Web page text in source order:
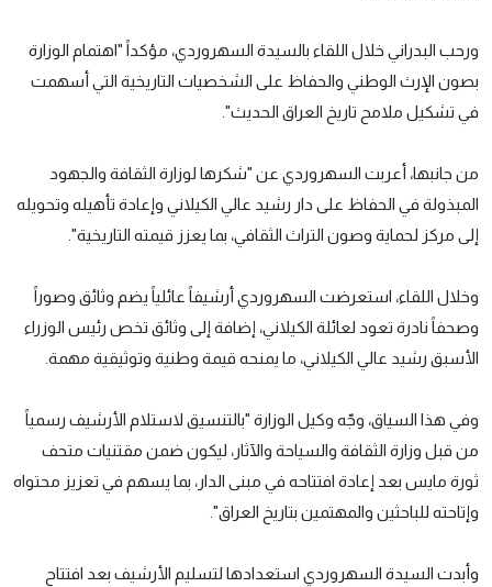
ورحب البدراني خلال اللقاء بالسيدة السهروردي، مؤكداً "اهتمام الوزارة
بصون الإرث الوطني والحفاظ على الشخصيات التاريخية التي أسهمت
في تشكيل ملامح تاريخ العراق الحديث".
من جانبها، أعربت السهروردي عن "شكرها لوزارة الثقافة والجهود
المبذولة في الحفاظ على دار رشيد عالي الكيلاني وإعادة تأهيله وتحويله
إلى مركز لحماية وصون التراث الثقافي، بما يعزز قيمته التاريخية".
وخلال اللقاء، استعرضت السهروردي أرشيفاً عائلياً يضم وثائق وصوراً
وصحفاً نادرة تعود لعائلة الكيلاني، إضافة إلى وثائق تخص رئيس الوزراء
الأسبق رشيد عالي الكيلاني، ما يمنحه قيمة وطنية وتوثيقية مهمة.
وفي هذا السياق، وجّه وكيل الوزارة "بالتنسيق لاستلام الأرشيف رسمياً
من قبل وزارة الثقافة والسياحة والآثار، ليكون ضمن مقتنيات متحف
ثورة مايس بعد إعادة افتتاحه في مبنى الدار، بما يسهم في تعزيز محتواه
وإتاحته للباحثين والمهتمين بتاريخ العراق".
وأبدت السيدة السهروردي استعدادها لتسليم الأرشيف بعد افتتاح